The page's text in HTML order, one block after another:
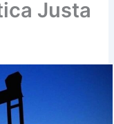
Justa